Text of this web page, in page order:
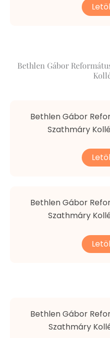
Bethlen Gábor
Bethlen Gábor
Szathmáry
Bethlen Gábor
Szathmáry
Bethlen Gábor
Szathmáry